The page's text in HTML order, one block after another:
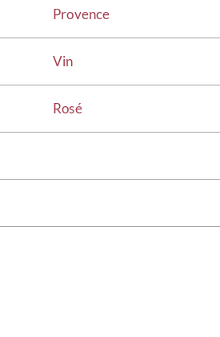
Provence
Vin
Rosé